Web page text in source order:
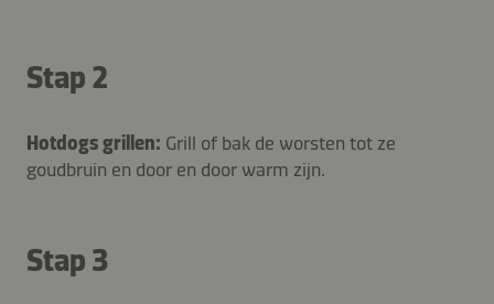
Stap 2
Hotdogs grillen: Grill of bak de worsten tot ze
goudbruin en door en door warm zijn.
Stap 3